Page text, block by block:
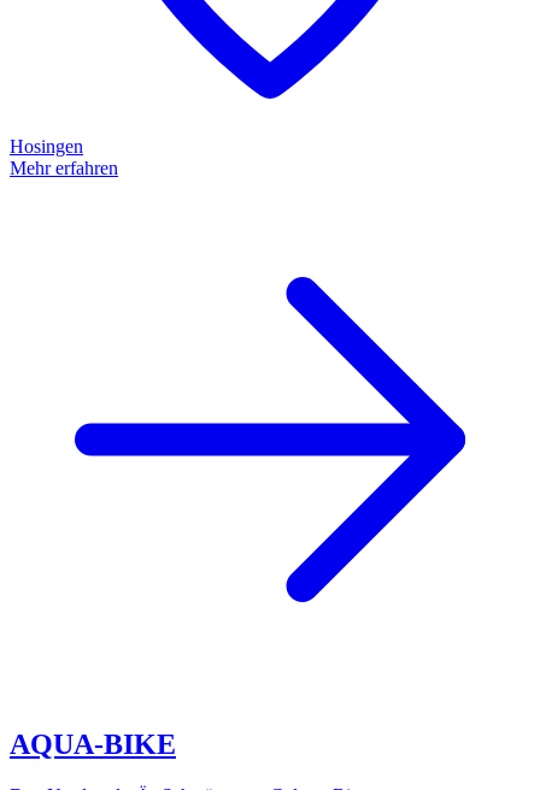
Hosingen
Mehr erfahren
AQUA-BIKE